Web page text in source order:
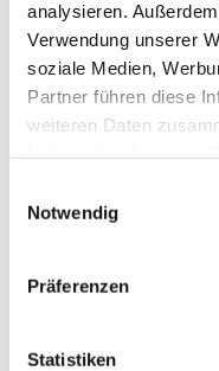
analysieren.
Verwendung unserer
soziale Medien,
Partner führen diese
weiteren Daten
Notwendig
Präferenzen
Statistiken
Klinikum Nürnberg,
Breslauer Str. 201
90471 Nürnberg